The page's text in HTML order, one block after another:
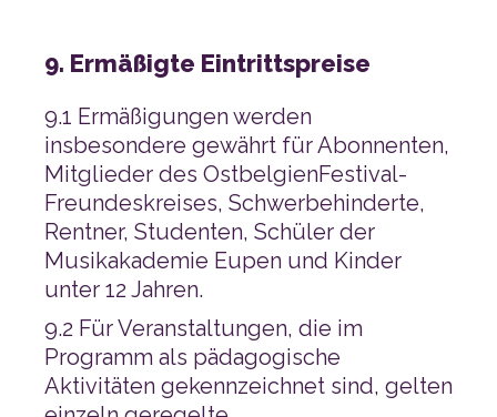
9. Ermäßigte Eintrittspreise
unter 12 Jahren.